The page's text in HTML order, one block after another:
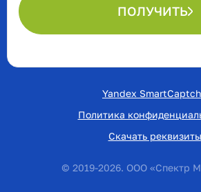
ПОЛУЧИТЬ
© 2019-2026. ООО «Спектр
Yandex
Политика
Скачать реквизиты